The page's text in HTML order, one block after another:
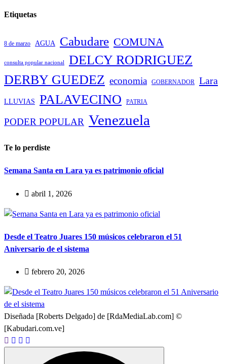
Etiquetas
8 de marzo AGUA Cabudare COMUNA
consulta popular nacional
DELCY RODRIGUEZ
DERBY GUEDEZ economia GOBERNADOR Lara
LLUVIAS PALAVECINO PATRIA
PODER POPULAR Venezuela
Te lo perdiste
Semana Santa en Lara ya es patrimonio oficial
abril 1, 2026
Desde el Teatro Juares 150 músicos celebraron el 51
Aniversario de el sistema
febrero 20, 2026
Diseñada [Roberts Delgado] de [RdaMediaLab.com] ©
[Kabudari.com.ve]